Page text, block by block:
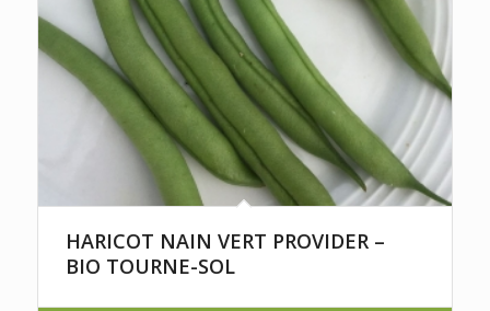
HARICOT NAIN VERT PROVIDER –
BIO TOURNE-SOL